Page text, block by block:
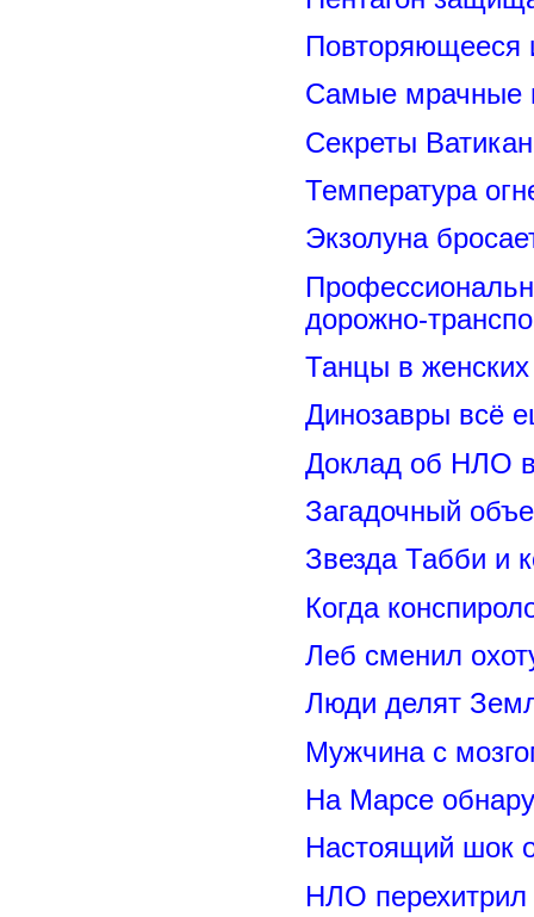
Повторяющееся
Самые мрачные
Секреты
Температура
Экзолуна
дорожно-
Танцы в женских
Динозавры всё
Доклад об НЛО
Загадочный
Звезда Табби и
Когда
Леб сменил
Люди делят
Мужчина с
На Марсе
Настоящий шок
НЛО перехитрил